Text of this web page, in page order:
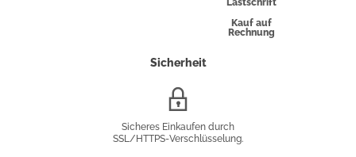
Lastschrift
Kauf auf
Rechnung
Sicherheit
Sicheres Einkaufen durch
SSL/HTTPS-Verschlüsselung.